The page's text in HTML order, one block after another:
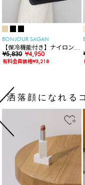
BONJOUR SAGAN
【保冷機能付き】ナイロンシ
ョルダーバッグ
¥5,830 ¥4,950
有料会員価格¥3,218
洒落顔になれる